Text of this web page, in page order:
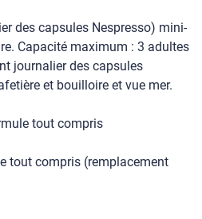
des capsules Nespresso) mini-
Capacité maximum : 3 adultes
journalier des capsules
et bouilloire et vue mer.
tout compris
tout compris (remplacement